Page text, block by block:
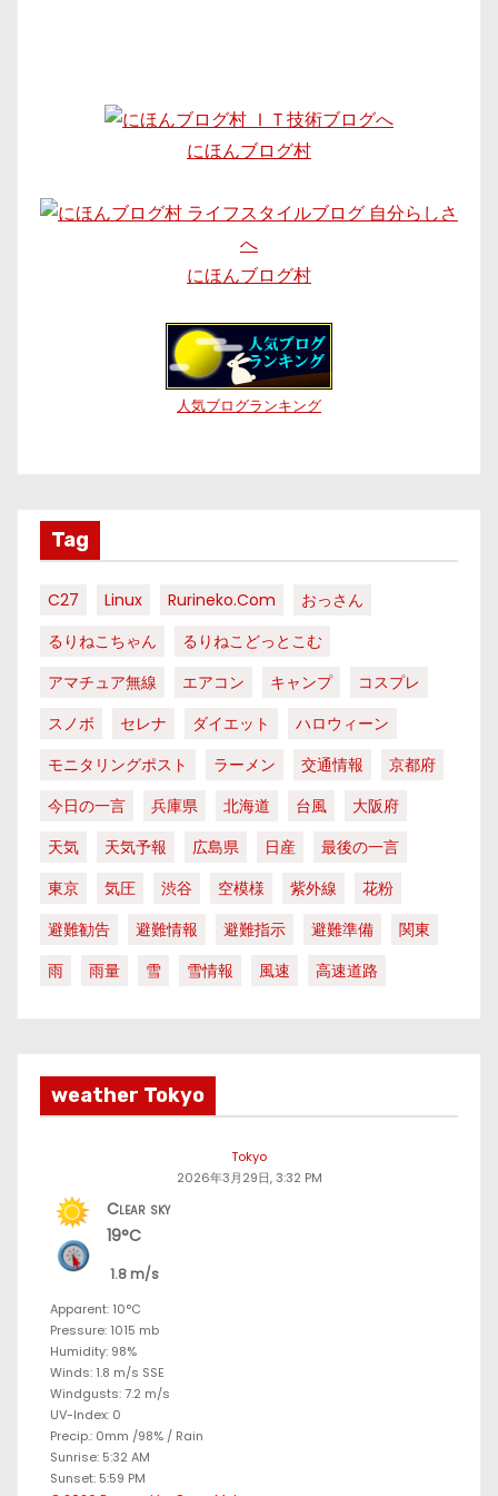
にほんブログ村
にほんブログ村
人気ブログランキング
Tag
C27 Linux Rurineko.com
おっさん
るりねこちゃん
るりねこどっとこむ
アマチュア無線
エアコン キャンプ
コスプレ
スノボ
セレナ ダイエット
ハロウィーン
モニタリングポスト
ラーメン 交通情報
京都府
今日の一言
兵庫県 北海道 台風
大阪府
天気
天気予報 広島県 日産
最後の一言
東京
気圧 渋谷 空模様 紫外線
花粉
避難勧告
避難情報 避難指示 避難準備
関東
雨
雨量 雪 雪情報 風速 高速道路
weather Tokyo
Tokyo
2026年3月29日, 3:32 PM
Clear sky
19°C
1.8 m/s
Apparent: 10°C
Pressure: 1015 mb
Humidity: 98%
Winds: 1.8 m/s SSE
Windgusts: 7.2 m/s
UV-Index: 0
Precip.: 0mm /98% / Rain
Sunrise: 5:32 AM
Sunset: 5:59 PM